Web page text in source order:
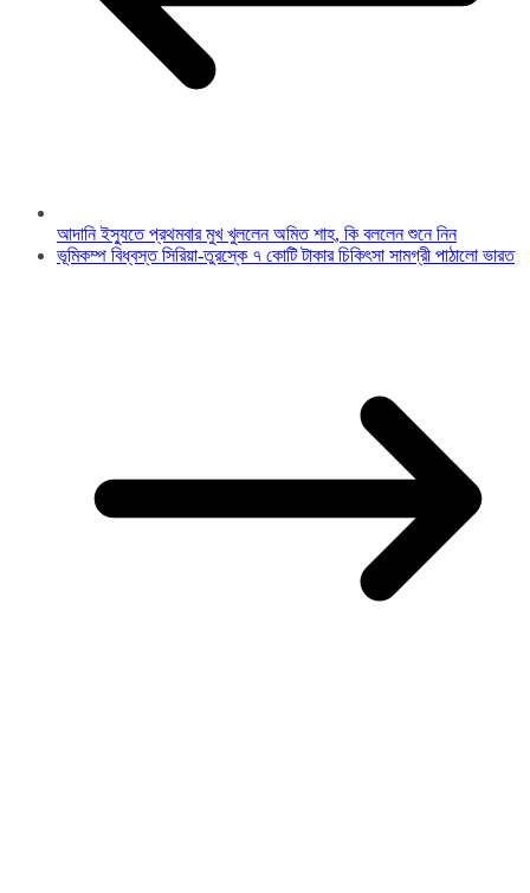
আদানি ইস্যুতে প্রথমবার মুখ খুললেন অমিত শাহ, কি বললেন শুনে নিন
ভূমিকম্প বিধ্বস্ত সিরিয়া-তুরস্কে ৭ কোটি টাকার চিকিৎসা সামগ্রী পাঠালো ভারত